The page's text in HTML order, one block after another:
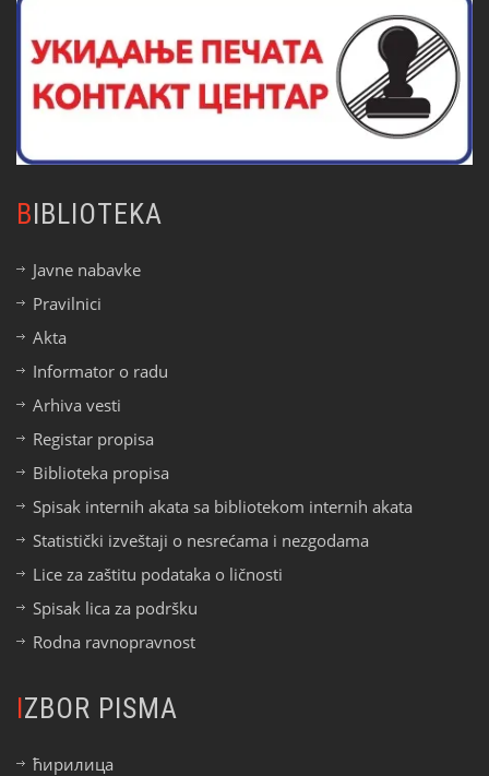
BIBLIOTEKA
Javne nabavke
Pravilnici
Akta
Informator o radu
Arhiva vesti
Registar propisa
Biblioteka propisa
Spisak internih akata sa bibliotekom internih akata
Statistički izveštaji o nesrećama i nezgodama
Lice za zaštitu podataka o ličnosti
Spisak lica za podršku
Rodna ravnopravnost
IZBOR PISMA
ћирилица